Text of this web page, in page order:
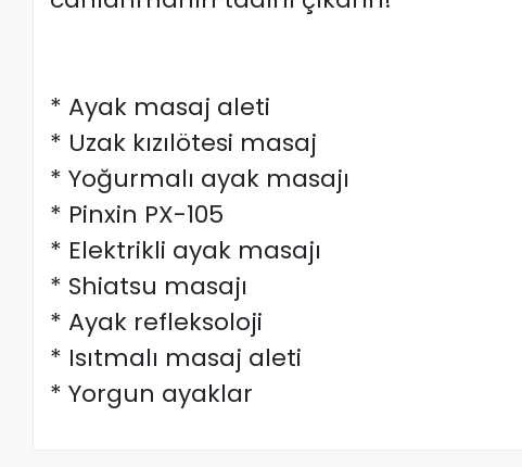
* Ayak masaj aleti
* Uzak kızılötesi masaj
* Yoğurmalı ayak masajı
* Pinxin PX-105
* Elektrikli ayak masajı
* Shiatsu masajı
* Ayak refleksoloji
* Isıtmalı masaj aleti
* Yorgun ayaklar